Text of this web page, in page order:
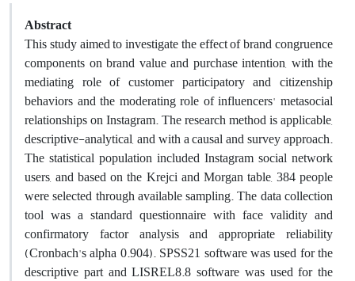
Abstract
This study aimed to investigate the effect of brand congruence
components on brand value and purchase intention, with the
mediating role of customer participatory and citizenship
behaviors and the moderating role of influencers' metasocial
relationships on Instagram. The research method is applicable,
descriptive-analytical, and with a causal and survey approach.
The statistical population included Instagram social network
users, and based on the Krejci and Morgan table, 384 people
were selected through available sampling. The data collection
tool was a standard questionnaire with face validity and
confirmatory factor analysis and appropriate reliability
(Cronbach's alpha 0.904). SPSS21 software was used for the
descriptive part and LISREL8.8 software was used for the